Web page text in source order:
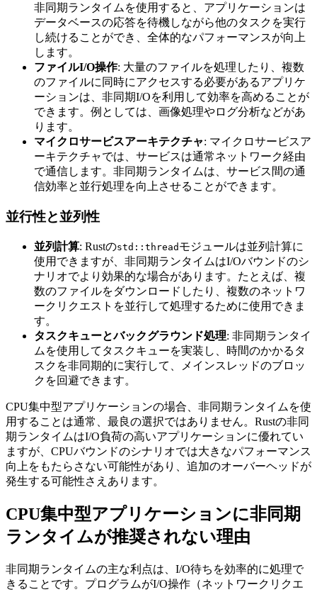
非同期ランタイムを使用すると、アプリケーションは
データベースの応答を待機しながら他のタスクを実行
し続けることができ、全体的なパフォーマンスが向上
します。
ファイルI/O操作: 大量のファイルを処理したり、複数
のファイルに同時にアクセスする必要があるアプリケ
ーションは、非同期I/Oを利用して効率を高めることが
できます。例としては、画像処理やログ分析などがあ
ります。
マイクロサービスアーキテクチャ: マイクロサービスア
ーキテクチャでは、サービスは通常ネットワーク経由
で通信します。非同期ランタイムは、サービス間の通
信効率と並行処理を向上させることができます。
並行性と並列性
並列計算: Rustのstd::thread モジュールは並列計算に
使用できますが、非同期ランタイムはI/Oバウンドのシ
ナリオでより効果的な場合があります。たとえば、複
数のファイルをダウンロードしたり、複数のネットワ
ークリクエストを並行して処理するために使用できま
す。
タスクキューとバックグラウンド処理: 非同期ランタイ
ムを使用してタスクキューを実装し、時間のかかるタ
スクを非同期的に実行して、メインスレッドのブロッ
クを回避できます。
CPU集中型アプリケーションの場合、非同期ランタイムを使
用することは通常、最良の選択ではありません。Rustの非同
期ランタイムはI/O負荷の高いアプリケーションに優れてい
ますが、CPUバウンドのシナリオでは大きなパフォーマンス
向上をもたらさない可能性があり、追加のオーバーヘッドが
発生する可能性さえあります。
CPU集中型アプリケーションに非同期
ランタイムが推奨されない理由
非同期ランタイムの主な利点は、I/O待ちを効率的に処理で
きることです。プログラムがI/O操作（ネットワークリクエ